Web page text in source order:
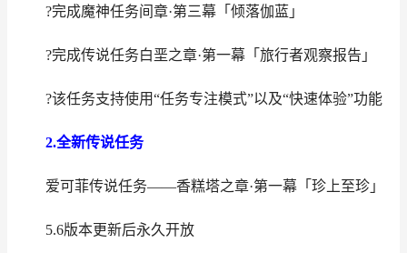
?完成魔神任务间章·第三幕「倾落伽蓝」
?完成传说任务白垩之章·第一幕「旅行者观察报告」
?该任务支持使用“任务专注模式”以及“快速体验”功能
2.全新传说任务
爱可菲传说任务——香糕塔之章·第一幕「珍上至珍」
5.6版本更新后永久开放